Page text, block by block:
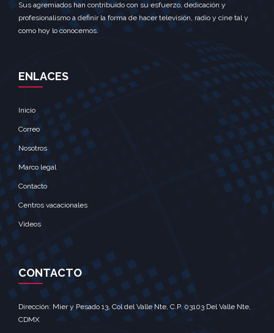
Sus agremiados han contribuido con su esfuerzo, dedicación y
profesionalismo a definir la forma de hacer televisión, radio y cine tal y
como hoy lo conocemos.
ENLACES
Inicio
Correo
Nosotros
Marco legal
Contacto
Centros vacacionales
Videos
CONTACTO
Dirección: Mier y Pesado 13, Col del Valle Nte, C.P. 03103 Del Valle Nte,
CDMX‎